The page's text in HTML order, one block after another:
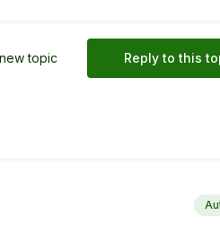
Reply to this
topic